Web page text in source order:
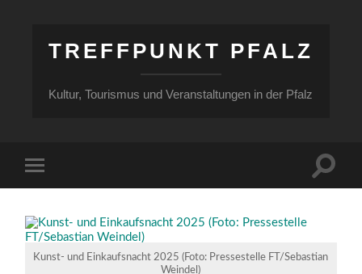
TREFFPUNKT PFALZ
Kultur, Tourismus und Veranstaltungen in der Pfalz
Menü
Kunst- und Einkaufsnacht 2025 (Foto: Pressestelle FT/Sebastian
Weindel)